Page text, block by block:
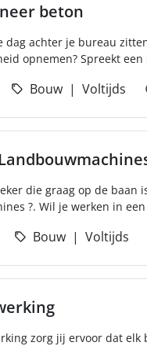
beton
achter je bureau
opnemen? Spreekt een
Bouw Voltijds
die graag op de baan
?. Wil je werken in
Bouw Voltijds
zorg jij ervoor dat